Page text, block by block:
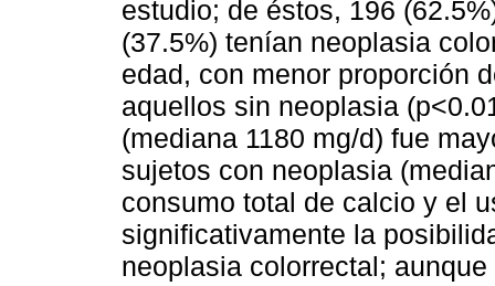
estudio; de éstos, 196
(37.5%) tenían neoplasia
edad, con menor proporción
aquellos sin neoplasia
(mediana 1180 mg/d) fue
sujetos con neoplasia
consumo total de calcio y el
significativamente la
neoplasia colorrectal;